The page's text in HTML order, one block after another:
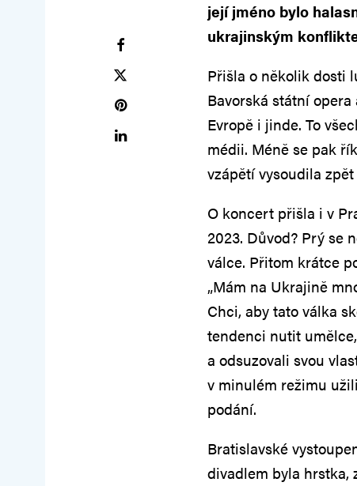
její jméno bylo
ukrajinským
Přišla o několik dosti
Bavorská státní
Evropě i jinde. To
médii. Méně se pak
vzápětí vysoudila
O koncert přišla i v
2023. Důvod? Prý se
válce. Přitom krátce
„Mám na Ukrajině
Chci, aby tato válka
tendenci nutit
a odsuzovali svou
v minulém režimu
podání.
Bratislavské
divadlem byla hrstka,